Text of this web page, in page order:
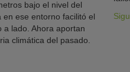
bajo el nivel del
ese entorno facilitó el
a lado. Ahora aportan
climática del pasado.